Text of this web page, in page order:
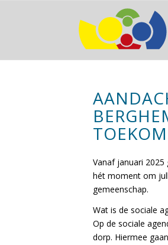
Vanaf januari
hét moment om
gemeenschap.
Wat is de sociale
Op de sociale
dorp. Hiermee